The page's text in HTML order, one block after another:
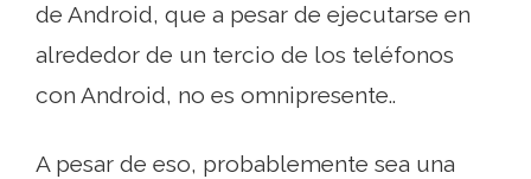
de Android, que a pesar de ejecutarse en
alrededor de un tercio de los teléfonos
con Android, no es omnipresente..
A pesar de eso, probablemente sea una